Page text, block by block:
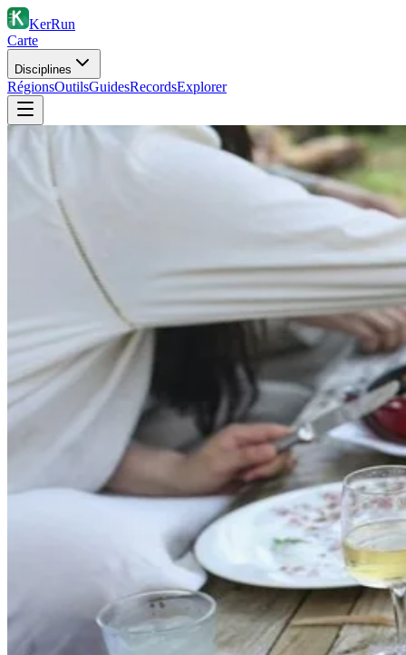
KerRun
Carte
Disciplines
RégionsOutilsGuidesRecordsExplorer